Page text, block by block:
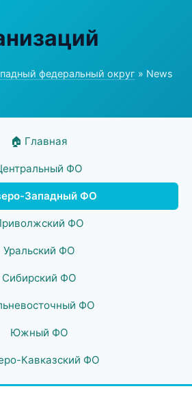
федеральный округ » News
🏠 Главная
ФО
Западный ФО
ФО
Уральский ФО
Сибирский ФО
ФО
Южный ФО
Кавказский ФО